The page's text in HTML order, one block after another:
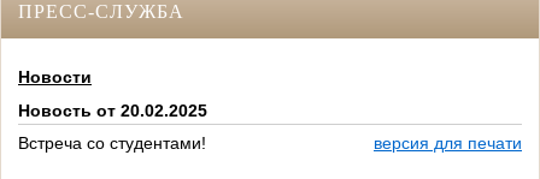
ПРЕСС-СЛУЖБА
Новости
Новость от 20.02.2025
Встреча со студентами!
версия для печати